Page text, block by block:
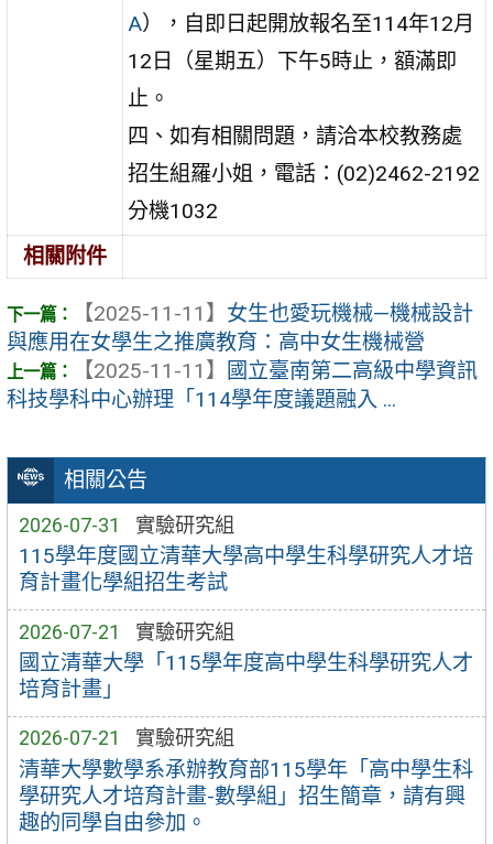
相關公告
2026-07-31 實驗研究組
115學年度國立清華大學高中學生科學研究人才培
育計畫化學組招生考試
2026-07-21 實驗研究組
國立清華大學「115學年度高中學生科學研究人才
培育計畫」
2026-07-21 實驗研究組
清華大學數學系承辦教育部115學年「高中學生科
學研究人才培育計畫-數學組」招生簡章，請有興
趣的同學自由參加。
A），自即日起開放報名至114年12月
12日（星期五）下午5時止，額滿即
止。
四、如有相關問題，請洽本校教務處
招生組羅小姐，電話：(02)2462-2192
分機1032
相關附件
【2025-11-11】 女生也愛玩機械—機械設計
與應用在女學生之推廣教育：高中女生機械營
【2025-11-11】
國立臺南第二高級中學資訊
科技學科中心辦理「114學年度議題融入 ...